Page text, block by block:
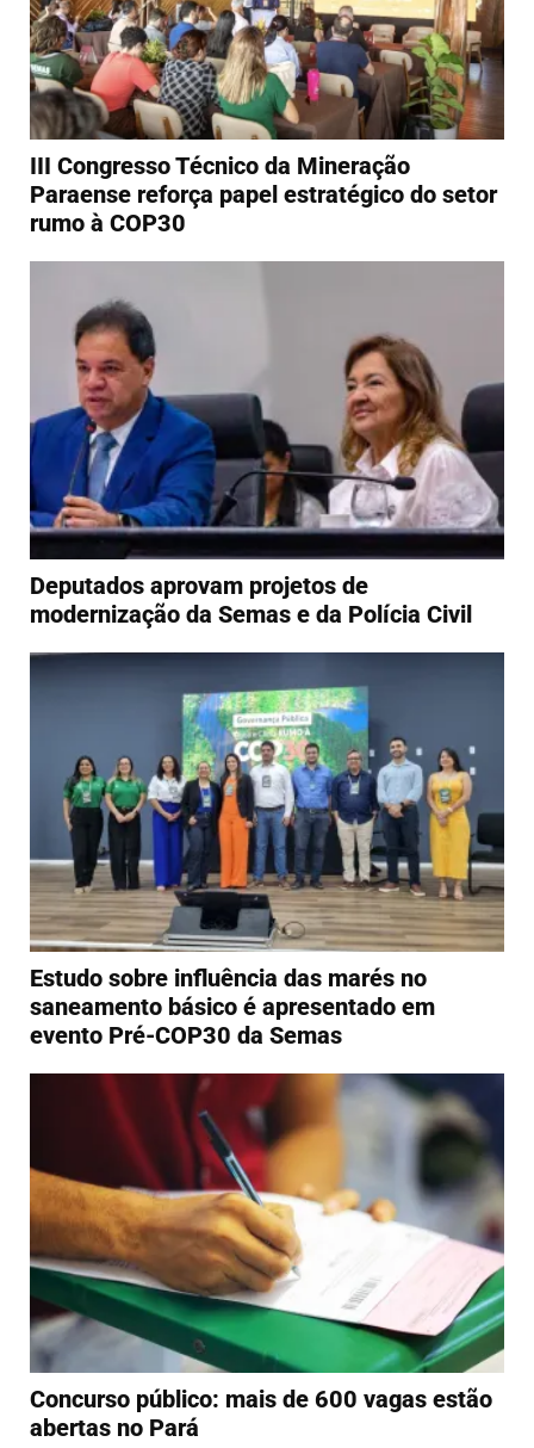
III Congresso Técnico da Mineração
Paraense reforça papel estratégico do setor
rumo à COP30
Deputados aprovam projetos de
modernização da Semas e da Polícia Civil
Estudo sobre influência das marés no
saneamento básico é apresentado em
evento Pré-COP30 da Semas
Concurso público: mais de 600 vagas estão
abertas no Pará